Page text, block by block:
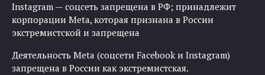
Instagram — соцсеть запрещена в РФ; принадлежит
корпорации Meta, которая признана в России
экстремистской и запрещена
Деятельность Meta (соцсети Facebook и Instagram)
запрещена в России как экстремистская.